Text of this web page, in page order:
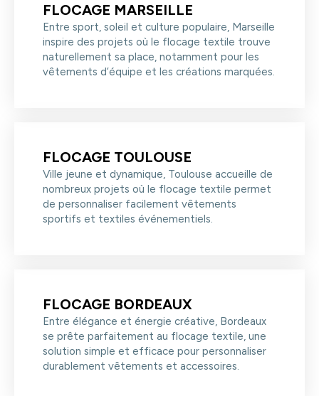
FLOCAGE MARSEILLE
Entre sport, soleil et culture populaire, Marseille
inspire des projets où le flocage textile trouve
naturellement sa place, notamment pour les
vêtements d’équipe et les créations marquées.
FLOCAGE TOULOUSE
Ville jeune et dynamique, Toulouse accueille de
nombreux projets où le flocage textile permet
de personnaliser facilement vêtements
sportifs et textiles événementiels.
FLOCAGE BORDEAUX
Entre élégance et énergie créative, Bordeaux
se prête parfaitement au flocage textile, une
solution simple et efficace pour personnaliser
durablement vêtements et accessoires.